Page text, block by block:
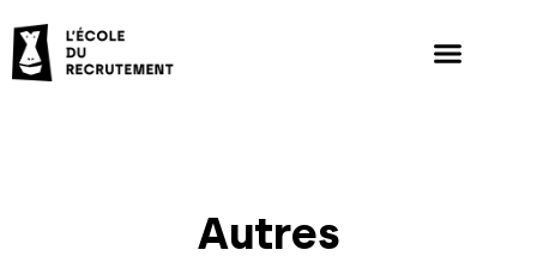
Autres